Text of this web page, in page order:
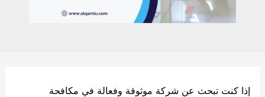
إذا كنت تبحث عن شركة موثوقة وفعالة في مكافحة